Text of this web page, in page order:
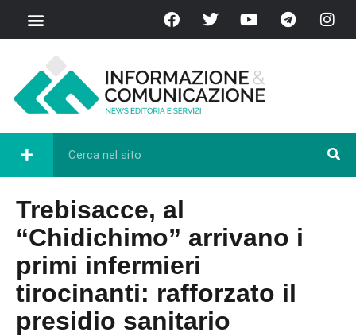
Trebisacce, al
“Chidichimo” arrivano i
primi infermieri
tirocinanti: rafforzato il
presidio sanitario